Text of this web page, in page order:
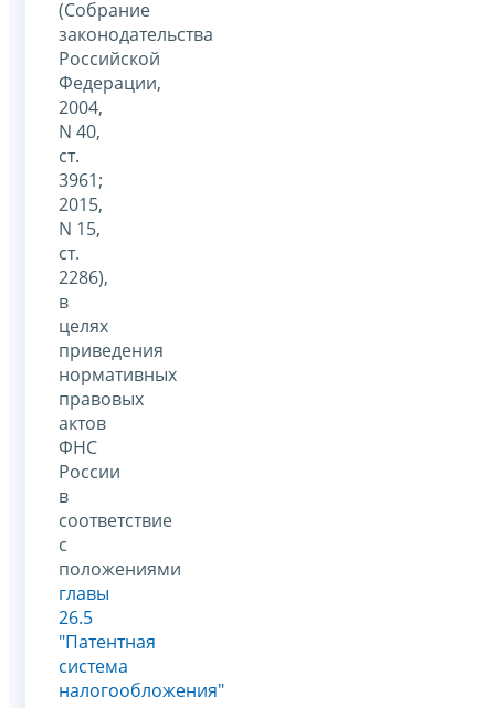
(Собрание
законодательства
Российской
Федерации,
2004,
N 40,
ст.
3961;
2015,
N 15,
ст.
2286),
в
целях
приведения
нормативных
правовых
актов
ФНС
России
в
соответствие
с
положениями
главы
26.5
"Патентная
система
налогообложения"